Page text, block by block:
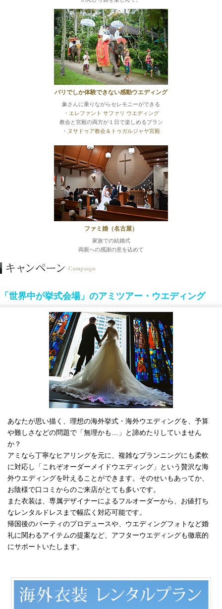
バリでしか体験できない感動ウエディング
象さんに乗りながらセレモニーができる
・ エレファント サファリ ウエディング
教会と宮殿の両方が１日で楽しめるプラン
・ ヌサドゥア教会＆トゥガルジャヤ宮殿
ファミ婚（名古屋）
家族での結婚式
両親への感謝の意を込めて
「世界中が挙式会場」のアミツアー・ウエディング
あなたが思い描く、理想の海外挙式・海外ウエディングを、予算
や難しさなどの問題で「無理かも…」と諦めたりしていません
か？
アミなら丁寧なヒアリングを元に、複雑なプランニングにも柔軟
に対応し「これぞオーダーメイドウエディング」という贅沢な海
外ウエディングを叶えることができます。そのせいもあってか、
お陰様で口コミからのご来店がとても多いです。
また衣装は、専属デザイナーによるフルオーダーから、お値打ち
なレンタルドレスまで幅広く対応可能です。
帰国後のパーティのプロデュースや、ウエディングフォトなど婚
礼に関わるアイテムの提案など、アフターウエディングも徹底的
にサポートいたします。